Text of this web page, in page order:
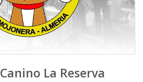
La Reserva